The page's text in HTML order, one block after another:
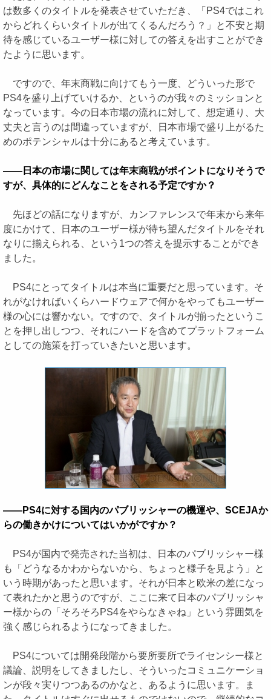
は数多くのタイトルを発表させていただき、「PS4ではこれ
からどれくらいタイトルが出てくるんだろう？」と不安と期
待を感じているユーザー様に対しての答えを出すことができ
たように思います。
ですので、年末商戦に向けてもう一度、どういった形で
PS4を盛り上げていけるか、というのが我々のミッションと
なっています。今の日本市場の流れに対して、想定通り、大
丈夫と言うのは間違っていますが、日本市場で盛り上がるた
めのポテンシャルは十分にあると考えています。
――日本の市場に関しては年末商戦がポイントになりそうで
すが、具体的にどんなことをされる予定ですか？
先ほどの話になりますが、カンファレンスで年末から来年
度にかけて、日本のユーザー様が待ち望んだタイトルをそれ
なりに揃えられる、という1つの答えを提示することができ
ました。
PS4にとってタイトルは本当に重要だと思っています。そ
れがなければいくらハードウェアで何かをやってもユーザー
様の心には響かない。ですので、タイトルが揃ったというこ
とを押し出しつつ、それにハードを含めてプラットフォーム
としての施策を打っていきたいと思います。
――PS4に対する国内のパブリッシャーの機運や、SCEJAか
らの働きかけについてはいかがですか？
PS4が国内で発売された当初は、日本のパブリッシャー様
も「どうなるかわからないから、ちょっと様子を見よう」と
いう時期があったと思います。それが日本と欧米の差になっ
て表れたかと思うのですが、ここに来て日本のパブリッシャ
ー様からの「そろそろPS4をやらなきゃね」という雰囲気を
強く感じられるようになってきました。
PS4については開発段階から要所要所でライセンシー様と
議論、説明をしてきましたし、そういったコミュニケーショ
ンが段々実りつつあるのかなと、あるように思います。ま